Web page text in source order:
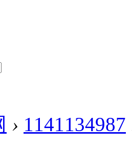
› 1141134987